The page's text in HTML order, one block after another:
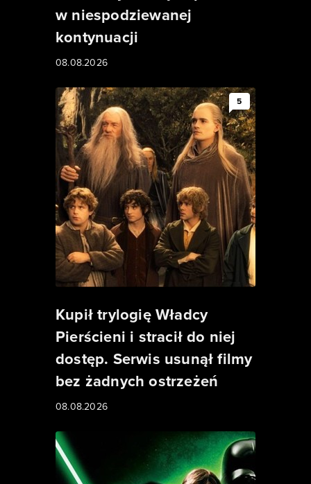
w niespodziewanej
kontynuacji
08.08.2026
5
Kupił trylogię Władcy
Pierścieni i stracił do niej
dostęp. Serwis usunął filmy
bez żadnych ostrzeżeń
08.08.2026